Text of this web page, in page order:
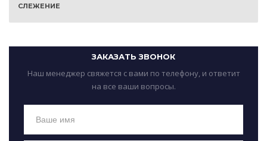
СЛЕЖЕНИЕ
ЗАКАЗАТЬ ЗВОНОК
Наш менеджер свяжется с вами по телефону, и ответит
на все ваши вопросы.